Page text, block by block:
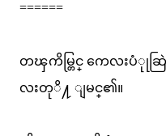
======
တၾကိမ္တြင္ ကေလးပံုုဆ
လးတုိ႔ ျမင္၏။